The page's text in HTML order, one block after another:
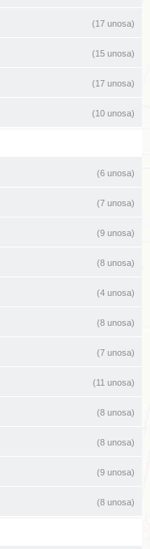
(17 unosa)
(15 unosa)
(17 unosa)
(10 unosa)
(6 unosa)
(7 unosa)
(9 unosa)
(8 unosa)
(4 unosa)
(8 unosa)
(7 unosa)
(11 unosa)
(8 unosa)
(8 unosa)
(9 unosa)
(8 unosa)